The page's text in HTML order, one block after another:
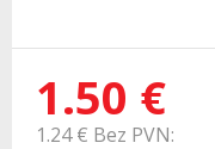
1.50 €
1.24 € Bez PVN: